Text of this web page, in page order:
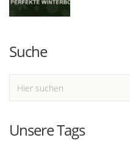
Suche
Unsere Tags